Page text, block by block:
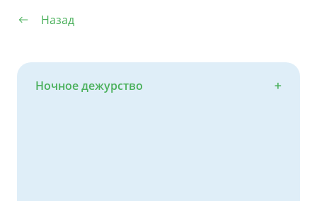
Назад
Ночное дежурство